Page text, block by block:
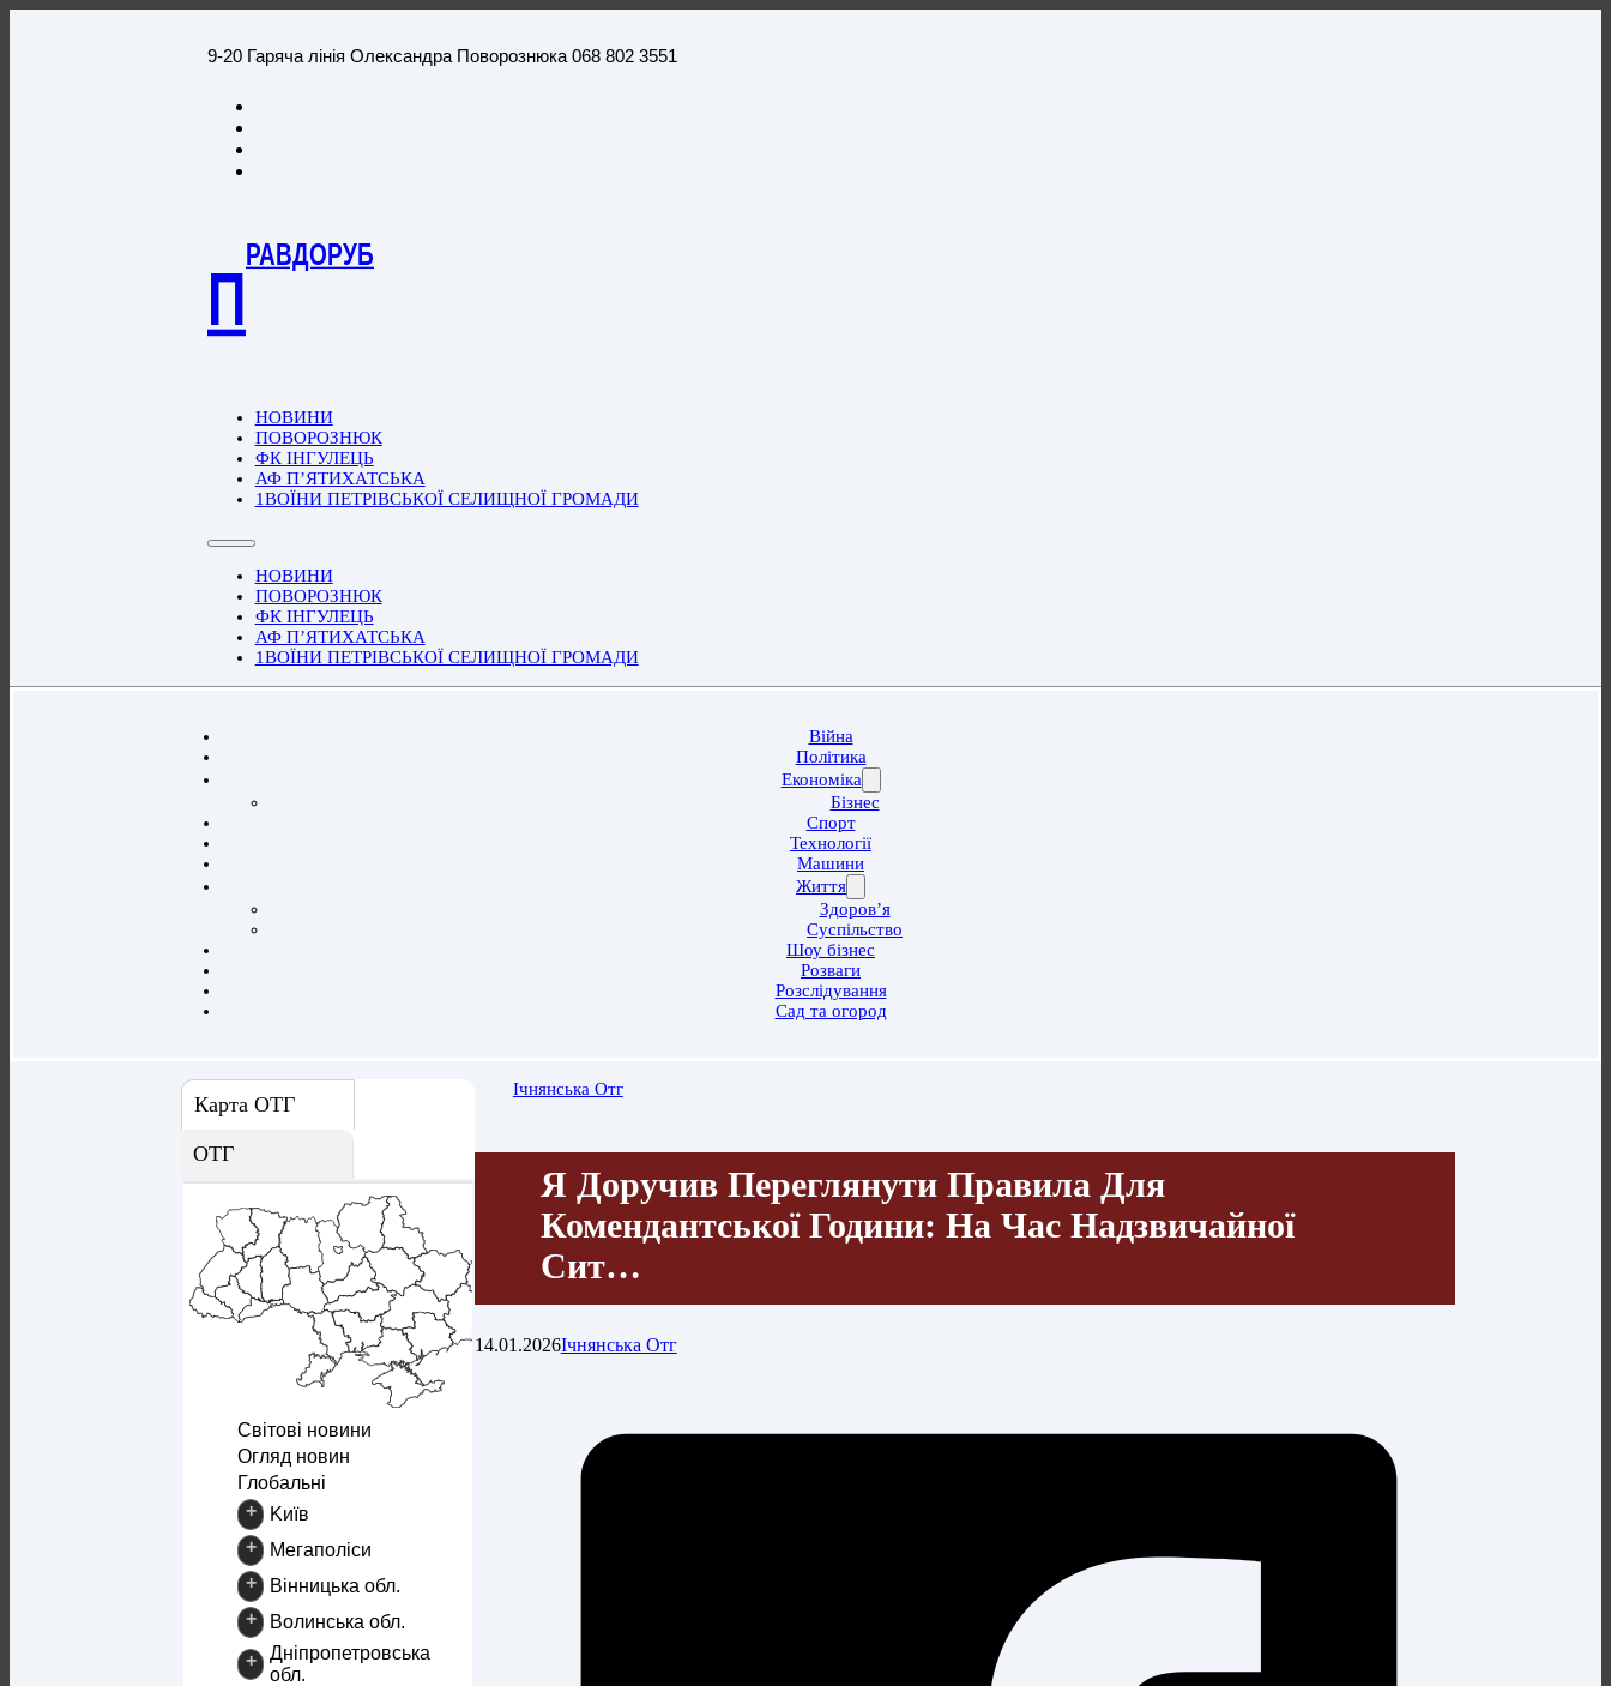
9-20 Гаряча лінія Олександра Поворознюка 068 802 3551
П
РАВДОРУБ
НОВИНИ
ПОВОРОЗНЮК
ФК ІНГУЛЕЦЬ
АФ П’ЯТИХАТСЬКА
1ВОЇНИ ПЕТРІВСЬКОЇ СЕЛИЩНОЇ ГРОМАДИ
НОВИНИ
ПОВОРОЗНЮК
ФК ІНГУЛЕЦЬ
АФ П’ЯТИХАТСЬКА
1ВОЇНИ ПЕТРІВСЬКОЇ СЕЛИЩНОЇ ГРОМАДИ
Війна
Політика
Економіка
Бізнес
Спорт
Технології
Машини
Життя
Здоров’я
Суспільство
Шоу бізнес
Розваги
Розслідування
Сад та огород
Карта ОТГ
ОТГ
Світові новини
Огляд новин
Глобальні
+
Kиїв
+
Mегаполіси
+
Вінницька обл.
+
Волинська обл.
+
Дніпропетровська
обл.
Ічнянська Отг
Я Доручив Переглянути Правила Для
Комендантської Години: На Час Надзвичайної
Сит…
14.01.2026Ічнянська Отг